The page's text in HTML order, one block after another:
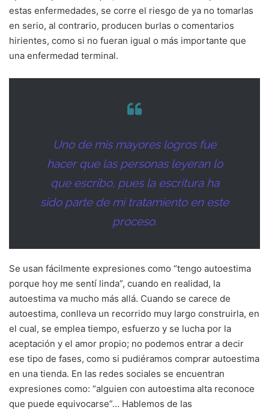
estas enfermedades, se corre el riesgo de ya no tomarlas
en serio, al contrario, producen burlas o comentarios
hirientes, como si no fueran igual o más importante que
una enfermedad terminal.
Uno de mis mayores logros fue
hacer que las personas leyeran lo
que escribo, pues la escritura ha
sido parte de mi tratamiento en este
proceso.
Se usan fácilmente expresiones como “tengo autoestima
porque hoy me sentí linda”, cuando en realidad, la
autoestima va mucho más allá. Cuando se carece de
autoestima, conlleva un recorrido muy largo construirla, en
el cual, se emplea tiempo, esfuerzo y se lucha por la
aceptación y el amor propio; no podemos entrar a decir
ese tipo de fases, como si pudiéramos comprar autoestima
en una tienda. En las redes sociales se encuentran
expresiones como: “alguien con autoestima alta reconoce
que puede equivocarse”… Hablemos de las